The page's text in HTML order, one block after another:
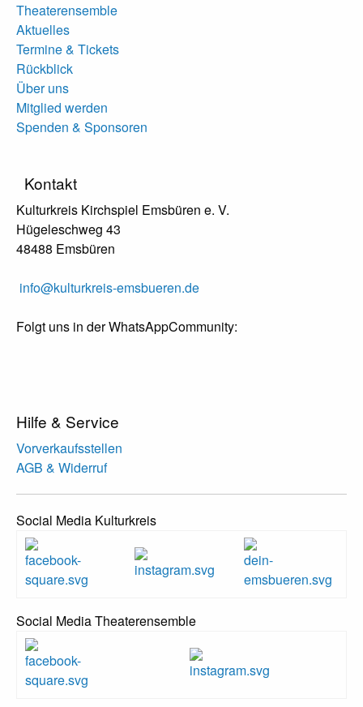
Theaterensemble
Aktuelles
Termine & Tickets
Rückblick
Über uns
Mitglied werden
Spenden & Sponsoren
Kontakt
Kulturkreis Kirchspiel Emsbüren e. V.
Hügeleschweg 43
48488 Emsbüren
info@kulturkreis-emsbueren.de
Folgt uns in der WhatsAppCommunity:
Hilfe & Service
Vorverkaufsstellen
AGB & Widerruf
Social Media Kulturkreis
Social Media Theaterensemble